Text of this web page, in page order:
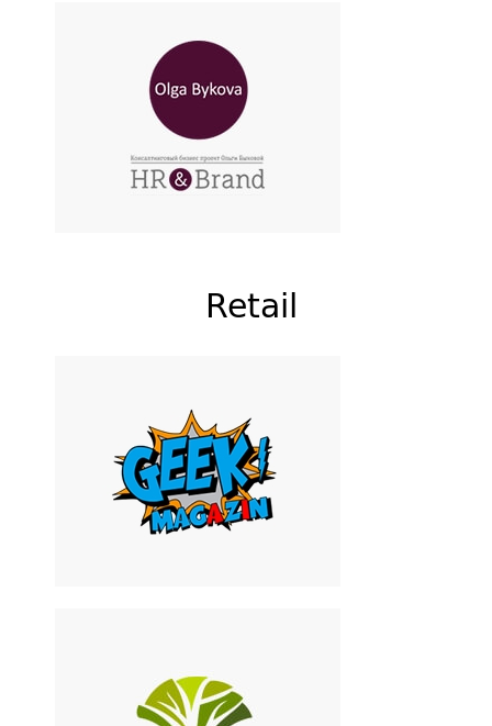
Olga Bykova
Консалтинговое бутик-
агентство Ольги Быковой
Retail
Geek Magazin
Интернет-магазин вещей по
аниме, фильмам, сериалам и
играм
Doka Décor